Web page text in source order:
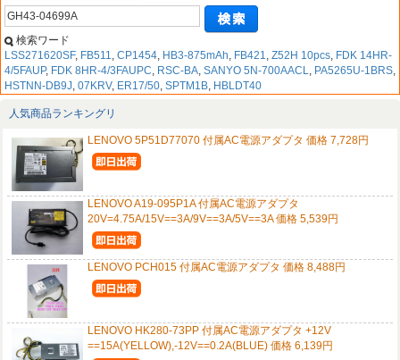
検索ワード
LSS271620SF, FB511, CP1454, HB3-875mAh, FB421, Z52H 10pcs, FDK 14HR-
4/5FAUP, FDK 8HR-4/3FAUPC, RSC-BA, SANYO 5N-700AACL, PA5265U-1BRS,
HSTNN-DB9J, 07KRV, ER17/50, SPTM1B, HBLDT40
人気商品ランキングリ
LENOVO 5P51D77070 付属AC電源アダプタ 価格 7,728円
LENOVO A19-095P1A 付属AC電源アダプタ
20V=4.75A/15V==3A/9V==3A/5V==3A 価格 5,539円
LENOVO PCH015 付属AC電源アダプタ 価格 8,488円
LENOVO HK280-73PP 付属AC電源アダプタ +12V
==15A(YELLOW),-12V==0.2A(BLUE) 価格 6,139円